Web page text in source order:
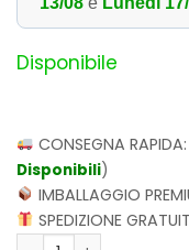
Disponibile
CONSEGNA
Disponibili)
IMBALLAGGIO
SPEDIZIONE